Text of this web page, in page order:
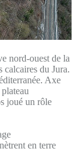
nord-ouest de la
calcaires du Jura.
Axe
joué un rôle
en terre